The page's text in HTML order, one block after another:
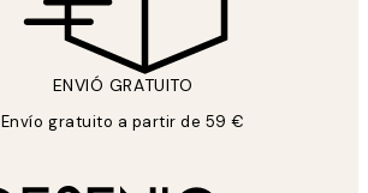
ENVIÓ GRATUITO
Envío gratuito a partir de 59 €